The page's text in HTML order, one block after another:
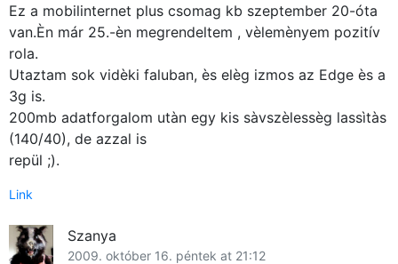
Ez a mobilinternet plus csomag kb szeptember 20-óta
van.Èn már 25.-èn megrendeltem , vèlemènyem pozitív
rola.
Utaztam sok vidèki faluban, ès elèg izmos az Edge ès a
3g is.
200mb adatforgalom utàn egy kis sàvszèlessèg lassìtàs
(140/40), de azzal is
repül ;).
Link
Szanya
2009. október 16. péntek at 21:12